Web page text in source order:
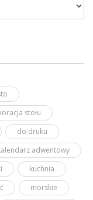
stołu
do druku
adwentowy
kuchnia
morskie